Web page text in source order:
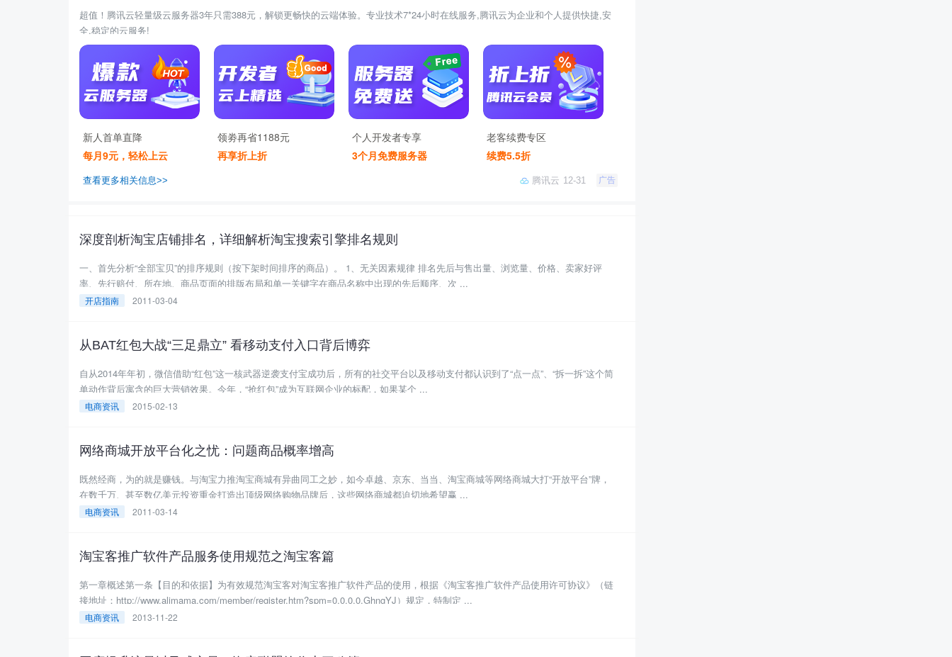
超值！腾讯云轻量级云服务器3年只需388元，解锁更畅快的云端体验。专业技术7*24小时在线服务,腾讯云为企业和个人提供快捷,安
全,稳定的云服务!
新人首单直降
每月9元，轻松上云
领劵再省1188元
再享折上折
个人开发者专享
3个月免费服务器
老客续费专区
续费5.5折
查看更多相关信息>> 腾讯云 12-31 广告
深度剖析淘宝店铺排名，详细解析淘宝搜索引擎排名规则
一、首先分析“全部宝贝”的排序规则（按下架时间排序的商品）。 1、无关因素规律 排名先后与售出量、浏览量、价格、卖家好评
率、先行赔付、所在地、商品页面的排版布局和单一关键字在商品名称中出现的先后顺序、次 ...
开店指南 2011-03-04
从BAT红包大战“三足鼎立” 看移动支付入口背后博弈
自从2014年年初，微信借助“红包”这一核武器逆袭支付宝成功后，所有的社交平台以及移动支付都认识到了“点一点”、“拆一拆”这个简
单动作背后寓含的巨大营销效果。今年，“抢红包”成为互联网企业的标配，如果某个 ...
电商资讯 2015-02-13
网络商城开放平台化之忧：问题商品概率增高
既然经商，为的就是赚钱。与淘宝力推淘宝商城有异曲同工之妙，如今卓越、京东、当当、淘宝商城等网络商城大打“开放平台”牌，
在数千万、甚至数亿美元投资重金打造出顶级网络购物品牌后，这些网络商城都迫切地希望赢 ...
电商资讯 2011-03-14
淘宝客推广软件产品服务使用规范之淘宝客篇
第一章概述第一条【目的和依据】为有效规范淘宝客对淘宝客推广软件产品的使用，根据《淘宝客推广软件产品使用许可协议》（链
接地址：http://www.alimama.com/member/register.htm?spm=0.0.0.0.GhngYJ）规定，特制定 ...
电商资讯 2013-11-22